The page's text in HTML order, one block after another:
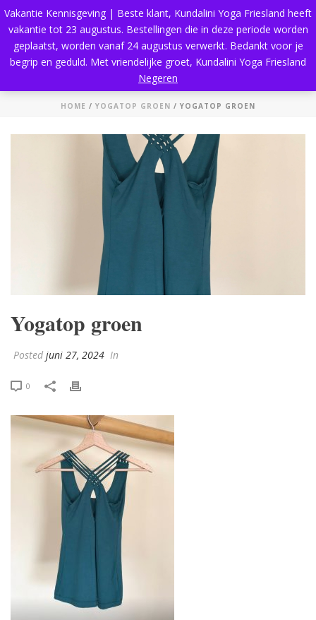
HOME / YOGATOP GROEN / YOGATOP GROEN
Yogatop groen
Posted juni 27, 2024 In
0
Vakantie Kennisgeving | Beste klant, Kundalini Yoga Friesland heeft
vakantie tot 23 augustus. Bestellingen die in deze periode worden
geplaatst, worden vanaf 24 augustus verwerkt. Bedankt voor je
begrip en geduld. Met vriendelijke groet, Kundalini Yoga Friesland
Negeren